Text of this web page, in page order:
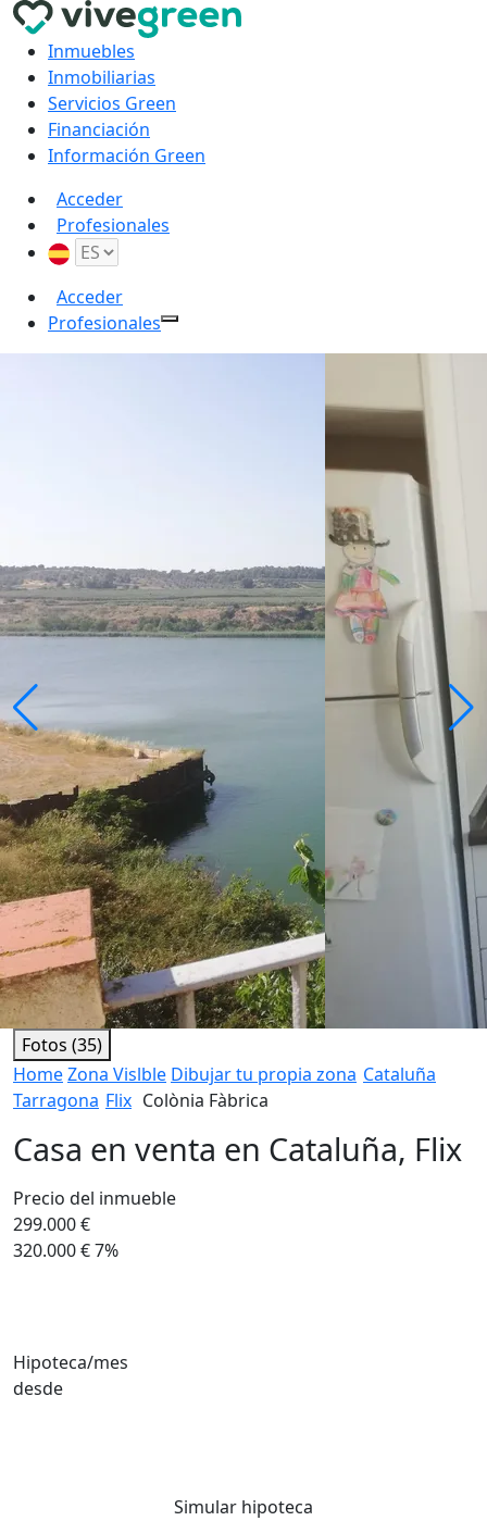
Inmuebles
Inmobiliarias
Servicios Green
Financiación
Información Green
Acceder
Profesionales
Acceder
Profesionales
Fotos (35)
HomeZona Vislble Dibujar tu propia zona Cataluña
Tarragona Flix Colònia Fàbrica
Casa en venta en Cataluña, Flix
Precio del inmueble
299.000 €
320.000 €7%
Hipoteca/mes
desde
Simular hipoteca